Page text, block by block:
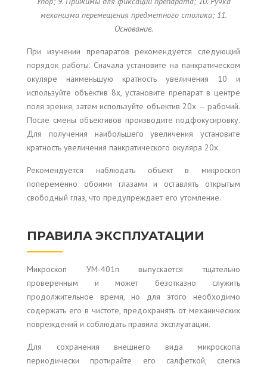
механизма перемещения предметного столика; 11.
Основание.
При изучении препаратов рекомендуется следующий
порядок работы. Сначала установите на панкратическом
окуляре наименьшую кратность увеличения 10 и
используйте объектив 8x, установите препарат в центре
поля зрения, затем используйте объектив 20x — рабочий.
После смены объективов производите подфокусировку.
Для получения наибольшего увеличения установите
кратность увеличения панкратического окуляра 20x.
Рекомендуется наблюдать объект в микроскоп
попеременно обоими глазами и оставлять открытым
свободный глаз, что предупреждает его утомление.
ПРАВИЛА ЭКСПЛУАТАЦИИ
Микроскоп УМ-401п выпускается тщательно
проверенным и может безотказно служить
продолжительное время, но для этого необходимо
содержать его в чистоте, предохранять от механических
повреждений и соблюдать правила эксплуатации.
Для сохранения внешнего вида микроскопа
периодически протирайте его салфеткой, слегка